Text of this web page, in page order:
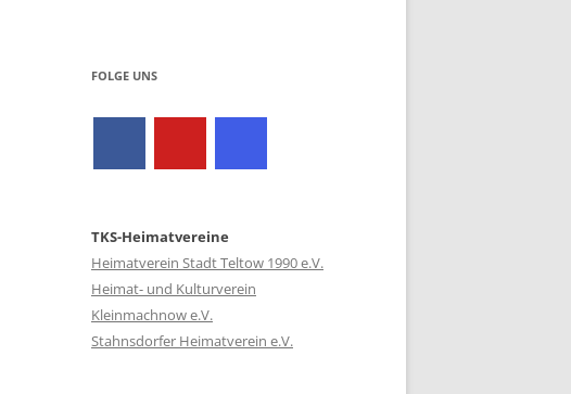
FOLGE UNS
TKS-Heimatvereine
Heimatverein Stadt Teltow 1990 e.V.
Heimat- und Kulturverein
Kleinmachnow e.V.
Stahnsdorfer Heimatverein e.V.